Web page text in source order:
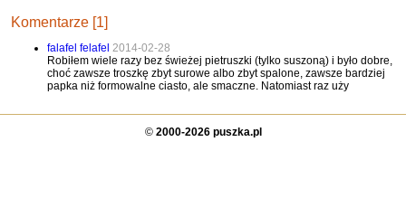
Komentarze [1]
falafel felafel 2014-02-28
Robiłem wiele razy bez świeżej pietruszki (tylko suszoną) i było dobre,
choć zawsze troszkę zbyt surowe albo zbyt spalone, zawsze bardziej
papka niż formowalne ciasto, ale smaczne. Natomiast raz uży
© 2000-2026 puszka.pl